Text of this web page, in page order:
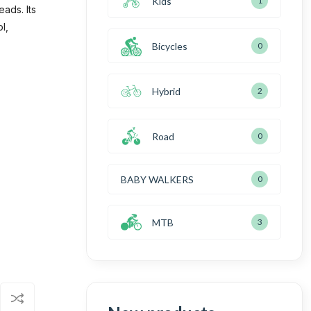
Its
Bicycles 0
Hybrid 2
Road 0
BABY WALKERS 0
MTB 3